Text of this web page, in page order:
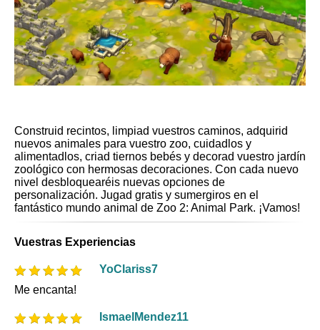
Construid recintos, limpiad vuestros caminos, adquirid
nuevos animales para vuestro zoo, cuidadlos y
alimentadlos, criad tiernos bebés y decorad vuestro jardín
zoológico con hermosas decoraciones. Con cada nuevo
nivel desbloquearéis nuevas opciones de
personalización. Jugad gratis y sumergiros en el
fantástico mundo animal de Zoo 2: Animal Park. ¡Vamos!
Vuestras Experiencias
YoClariss7
Me encanta!
IsmaelMendez11